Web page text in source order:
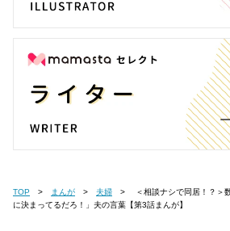
TOP まんが 夫婦
に決まってるだろ！」夫の言葉【第3話まんが】